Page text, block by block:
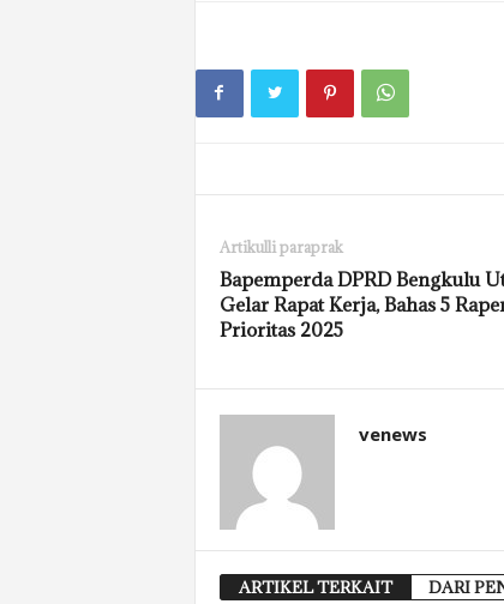
Artikulli paraprak
Bapemperda DPRD Bengkulu
Gelar Rapat Kerja, Bahas 5
Prioritas 2025
venews
ARTIKEL TERKAIT DARI